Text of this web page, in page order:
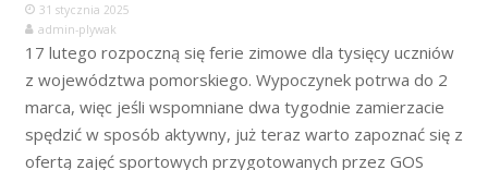
31 stycznia 2025
admin-plywak
17 lutego rozpoczną się ferie zimowe dla tysięcy uczniów
z województwa pomorskiego. Wypoczynek potrwa do 2
marca, więc jeśli wspomniane dwa tygodnie zamierzacie
spędzić w sposób aktywny, już teraz warto zapoznać się z
ofertą zajęć sportowych przygotowanych przez GOS